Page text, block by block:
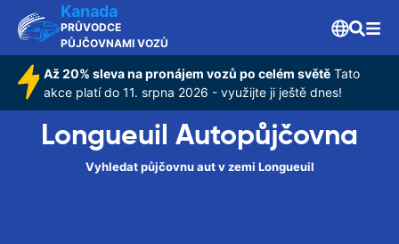
Kanada
PRŮVODCE
PŮJČOVNAMI VOZŮ
Až 20% sleva na pronájem vozů po celém světě Tato
akce platí do 11. srpna 2026 - využijte ji ještě dnes!
Longueuil Autopůjčovna
Vyhledat půjčovnu aut v zemi Longueuil